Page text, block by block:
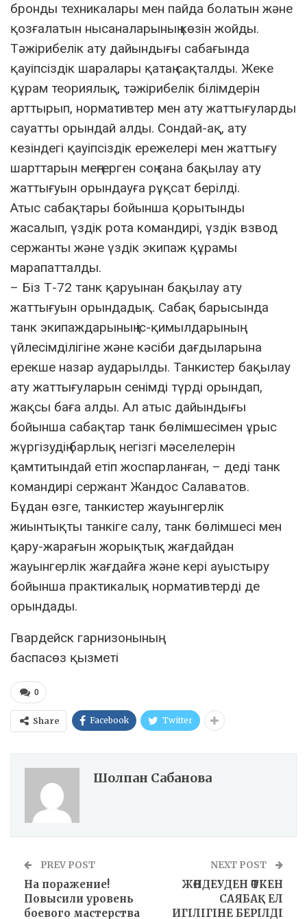
бронды техникалары мен пайда болатын және
қозғалатын нысаналарының көзін жойды.
Тәжірибелік ату дайындығы сабағында
қауіпсіздік шаралары қатаң сақталды. Жеке
құрам теориялық, тәжірибелік білімдерін
арттырып, нормативтер мен ату жаттығуларды
сауатты орындай алды. Сондай-ақ, ату
кезіндегі қауіпсіздік ережелері мен жаттығу
шарттарын меңгерген соң ғана бақылау ату
жаттығуын орындауға рұқсат берілді.
Атыс сабақтары бойынша қорытынды
жасалып, үздік рота командирі, үздік взвод
сержанты және үздік экипаж құрамы
марапатталды.
– Біз Т-72 танк қаруынан бақылау ату
жаттығуын орындадық. Сабақ барысында
танк экипаждарының іс-қимылдарының
үйлесімділігіне және кәсіби дағдыларына
ерекше назар аударылды. Танкистер бақылау
ату жаттығуларын сенімді түрді орындап,
жақсы баға алды. Ал атыс дайындығы
бойынша сабақтар танк бөлімшесімен ұрыс
жүргізудің барлық негізгі мәселелерін
қамтитындай етіп жоспарланған, – деді танк
командирі сержант Жандос Салаватов.
Бұдан өзге, танкистер жауынгерлік
жиынтықты танкіге салу, танк бөлімшесі мен
қару-жарағын жорықтық жағдайдан
жауынгерлік жағдайға және кері ауыстыру
бойынша практикалық нормативтерді де
орындады.
Гвардейск гарнизонының
баспасөз қызметі
0
Share Facebook Twitter
Шолпан Сабанова
PREV POST
На поражение!
Повысили уровень
боевого мастерства
NEXT POST
ЖӨНДЕУДЕН ӨТКЕН
САЯБАҚ ЕЛ
ИГІЛІГІНЕ БЕРІЛДІ